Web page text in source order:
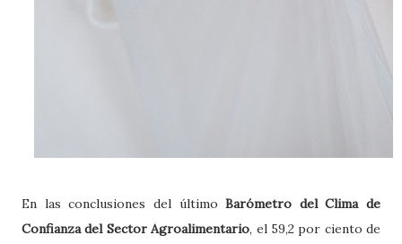
En las conclusiones del últimoBarómetro del Clima de
Confianza del Sector Agroalimentario, el 59,2 por ciento de